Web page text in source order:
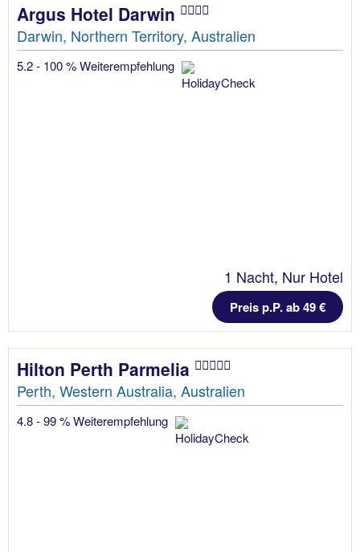
Argus Hotel Darwin
Darwin, Northern Territory, Australien
5.2 - 100 % Weiterempfehlung
1 Nacht, Nur Hotel
Preis p.P. ab 49 €
Hilton Perth Parmelia
Perth, Western Australia, Australien
4.8 - 99 % Weiterempfehlung